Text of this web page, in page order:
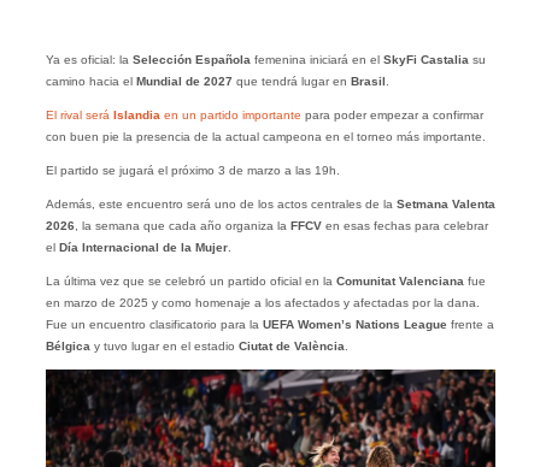
Ya es oficial: la Selección Española femenina iniciará en el SkyFi Castalia su
camino hacia el Mundial de 2027 que tendrá lugar en Brasil
El rival será Islandia en un partido importante para poder empezar a confirmar
con buen pie la presencia de la actual campeona en el torneo más importante.
El partido se jugará el próximo 3 de marzo a las 19h.
Además, este encuentro será uno de los actos centrales de la Setmana Valenta
2026 , la semana que cada año organiza la FFCVen esas fechas para celebrar
el Día Internacional de la Mujer.
La última vez que se celebró un partido oficial en la Comunitat Valenciana fue
en marzo de 2025 y como homenaje a los afectados y afectadas por la dana.
Fue un encuentro clasificatorio para la UEFA Women’s Nations Leaguefrente a
Bélgica y tuvo lugar en el estadio Ciutat de València